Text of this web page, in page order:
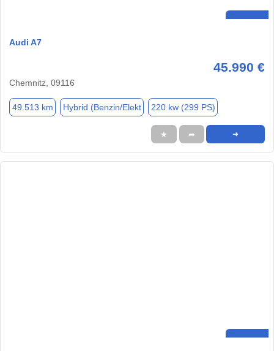
Audi A7
45.990 €
Chemnitz, 09116
49.513 km Hybrid (Benzin/Elekt 220 kw (299 PS)
★ ➦ ➜